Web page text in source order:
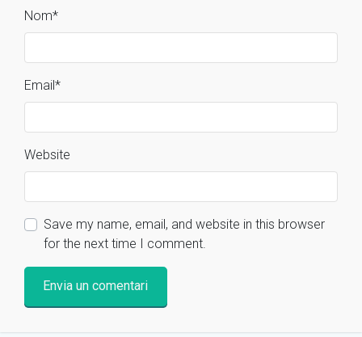
Nom*
Email*
Website
Save my name, email, and website in this browser
for the next time I comment.